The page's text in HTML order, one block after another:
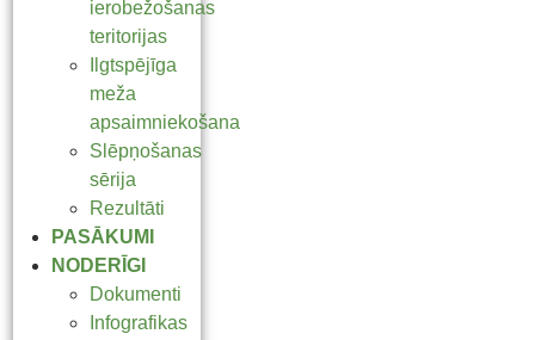
ierobežošanas
teritorijas
Ilgtspējīga
meža
apsaimniekošana
Slēpņošanas
sērija
Rezultāti
PASĀKUMI
NODERĪGI
Dokumenti
Infografikas